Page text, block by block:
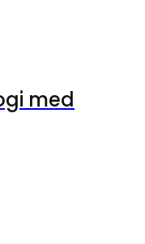
med